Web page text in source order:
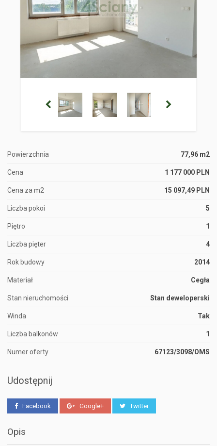
Powierzchnia 77,96 m2
Cena 1 177 000 PLN
Cena za m2 15 097,49 PLN
Liczba pokoi 5
Piętro 1
Liczba pięter 4
Rok budowy 2014
Materiał Cegła
Stan nieruchomości Stan deweloperski
Winda Tak
Liczba balkonów 1
Numer oferty 67123/3098/OMS
Udostępnij
Facebook Google+ Twitter
Opis